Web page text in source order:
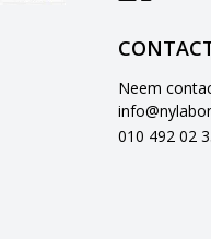
Neem
010 492 02